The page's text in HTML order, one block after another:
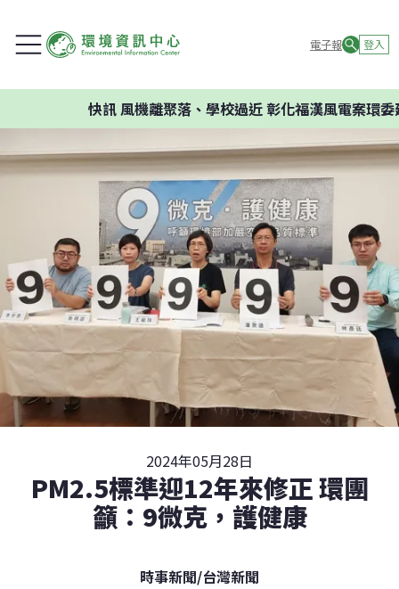
電子報 登入
風機離聚落、學校過近 彰化福漢風電案環委建議不應
2024年05月28日
PM2.5標準迎12年來修正 環團
籲：9微克，護健康
時事新聞/台灣新聞